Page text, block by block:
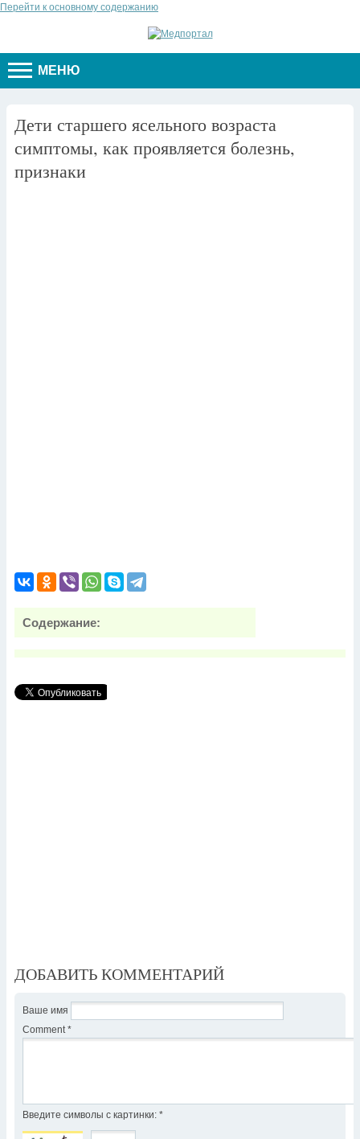
Перейти к основному содержанию
МЕНЮ
Дети старшего ясельного возраста
симптомы, как проявляется болезнь,
признаки
Содержание:
ДОБАВИТЬ КОММЕНТАРИЙ
Ваше имя
Comment *
Введите символы с картинки: *